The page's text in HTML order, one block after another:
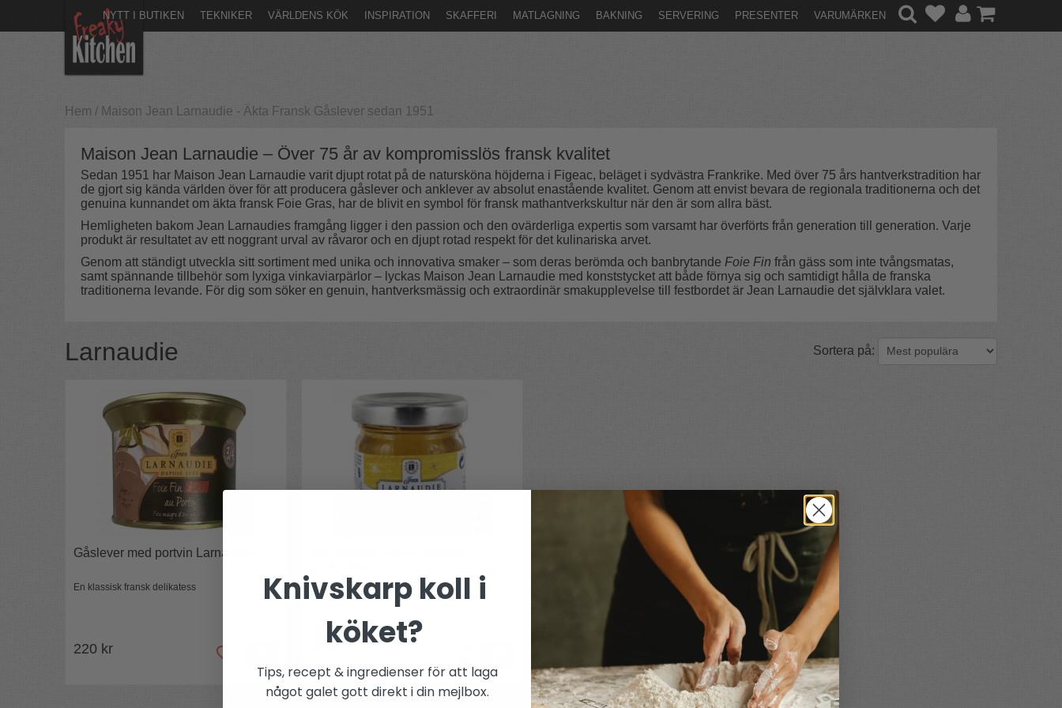
NYTT I BUTIKEN TEKNIKER VÄRLDENS KÖK INSPIRATION SKAFFERI MATLAGNING BAKNING SERVERING PRESENTER VARUMÄRKEN
Hem / Maison Jean Larnaudie - Äkta Fransk Gåslever sedan 1951
Maison Jean Larnaudie – Över 75 år av kompromisslös fransk kvalitet
Sedan 1951 har Maison Jean Larnaudie varit djupt rotat på de natursköna höjderna i Figeac, beläget i sydvästra Frankrike. Med över 75 års hantverkstradition har
de gjort sig kända världen över för att producera gåslever och anklever av absolut enastående kvalitet. Genom att envist bevara de regionala traditionerna och det
genuina kunnandet om äkta fransk Foie Gras, har de blivit en symbol för fransk mathantverkskultur när den är som allra bäst.
Hemligheten bakom Jean Larnaudies framgång ligger i den passion och den ovärderliga expertis som varsamt har överförts från generation till generation. Varje
produkt är resultatet av ett noggrant urval av råvaror och en djupt rotad respekt för det kulinariska arvet.
Genom att ständigt utveckla sitt sortiment med unika och innovativa smaker – som deras berömda och banbrytande Foie Fin från gäss som inte tvångsmatas,
samt spännande tillbehör som lyxiga vinkaviarpärlor – lyckas Maison Jean Larnaudie med konststycket att både förnya sig och samtidigt hålla de franska
traditionerna levande. För dig som söker en genuin, hantverksmässig och extraordinär smakupplevelse till festbordet är Jean Larnaudie det självklara valet.
Larnaudie Sortera på:
Gåslever med portvin Larnaudie
En klassisk fransk delikatess
220 kr
"Lika lyxig som god!"
Knivskarp koll i
köket?
Tips, recept & ingredienser för att laga
något galet gott direkt i din mejlbox.